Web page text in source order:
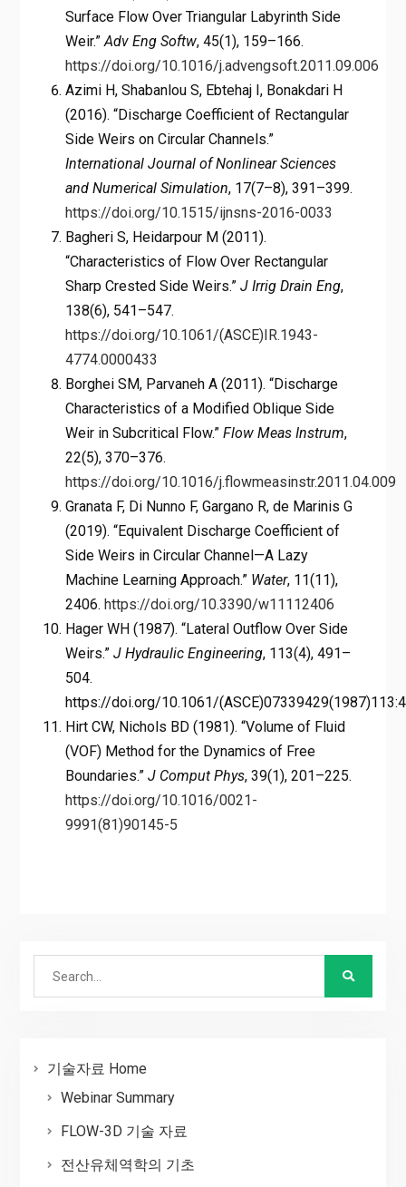
Surface Flow Over Triangular Labyrinth Side
Weir.”Adv Eng Softw, 45(1), 159–166.
https://doi.org/10.1016/j.advengsoft.2011.09.006
Azimi H, Shabanlou S, Ebtehaj I, Bonakdari H
(2016). “Discharge Coefficient of Rectangular
Side Weirs on Circular Channels.”
International Journal of Nonlinear Sciences
and Numerical Simulation, 17(7–8), 391–399.
https://doi.org/10.1515/ijnsns-2016-0033
Bagheri S, Heidarpour M (2011).
“Characteristics of Flow Over Rectangular
Sharp Crested Side Weirs.” J Irrig Drain Eng,
138(6), 541–547.
https://doi.org/10.1061/(ASCE)IR.1943-
4774.0000433
Borghei SM, Parvaneh A (2011). “Discharge
Characteristics of a Modified Oblique Side
Weir in Subcritical Flow.” Flow Meas Instrum,
22(5), 370–376.
https://doi.org/10.1016/j.flowmeasinstr.2011.04.009
Granata F, Di Nunno F, Gargano R, de Marinis G
(2019). “Equivalent Discharge Coefficient of
Side Weirs in Circular Channel—A Lazy
Machine Learning Approach.” Water, 11(11),
2406. https://doi.org/10.3390/w11112406
Hager WH (1987). “Lateral Outflow Over Side
Weirs.” J Hydraulic Engineering, 113(4), 491–
504.
https://doi.org/10.1061/
Hirt CW, Nichols BD (1981). “Volume of Fluid
(VOF) Method for the Dynamics of Free
Boundaries.” J Comput Phys, 39(1), 201–225.
https://doi.org/10.1016/0021-
9991(81)90145-5
기술자료 Home
Webinar Summary
FLOW-3D 기술 자료
전산유체역학의 기초